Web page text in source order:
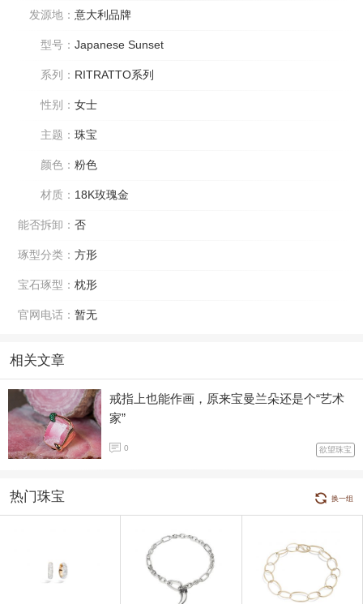
发源地： 意大利品牌
型号： Japanese Sunset
系列： RITRATTO系列
性别： 女士
主题： 珠宝
颜色： 粉色
材质： 18K玫瑰金
能否拆卸： 否
琢型分类： 方形
宝石琢型： 枕形
官网电话： 暂无
相关文章
戒指上也能作画，原来宝曼兰朵还是个“艺术
家”
0 欲望珠宝
热门珠宝 换一组